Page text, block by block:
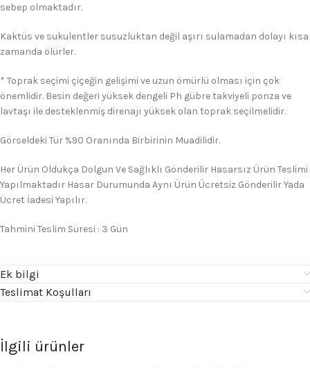
sebep olmaktadır.
Kaktüs ve sukulentler susuzluktan değil aşırı sulamadan dolayı kısa
zamanda ölürler.
* Toprak seçimi çiçeğin gelişimi ve uzun ömürlü olması için çok
önemlidir. Besin değeri yüksek dengeli Ph gübre takviyeli ponza ve
lavtaşı ile desteklenmiş direnajı yüksek olan toprak seçilmelidir.
Görseldeki Tür %90 Oranında Birbirinin Muadilidir.
Her Ürün Oldukça Dolgun Ve Sağlıklı Gönderilir Hasarsız Ürün Teslimi
Yapılmaktadır Hasar Durumunda Aynı Ürün Ücretsiz Gönderilir Yada
Ücret İadesi Yapılır.
Tahmini Teslim Süresi : 3 Gün
Ek bilgi
Teslimat Koşulları
İlgili ürünler